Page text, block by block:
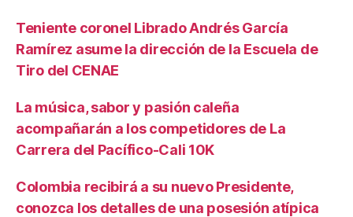
Teniente coronel Librado Andrés García
Ramírez asume la dirección de la Escuela de
Tiro del CENAE
La música, sabor y pasión caleña
acompañarán a los competidores de La
Carrera del Pacífico-Cali 10K
Colombia recibirá a su nuevo Presidente,
conozca los detalles de una posesión atípica